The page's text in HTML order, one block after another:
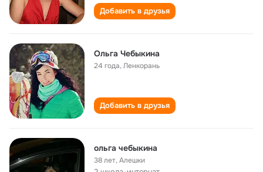
Добавить в друзья
Ольга Чебыкина
24 года,Ленкорань
Добавить в друзья
ольга чебыкина
38 лет,Алешки